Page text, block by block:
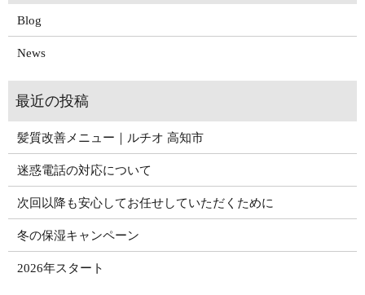
Blog
News
髪質改善メニュー｜ルチオ 高知市
迷惑電話の対応について
次回以降も安心してお任せしていただくために
冬の保湿キャンペーン
2026年スタート